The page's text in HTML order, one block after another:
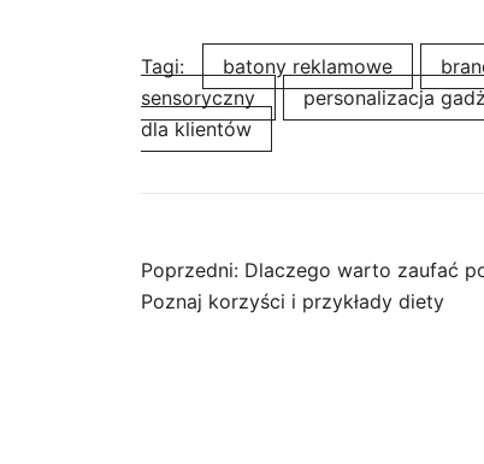
Tagi: batony reklamowe
sensoryczny
personalizacja
dla klientów
Nawigacja
Poprzedni: Dlaczego warto zaufać
Poznaj korzyści i przykłady diety